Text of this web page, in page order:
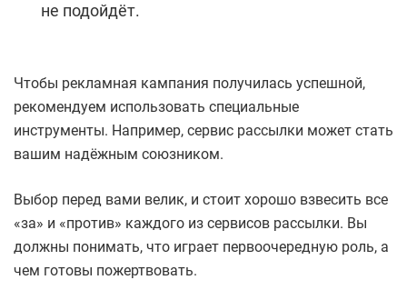
не подойдёт.
Чтобы рекламная кампания получилась успешной,
рекомендуем использовать специальные
инструменты. Например, сервис рассылки может стать
вашим надёжным союзником.
Выбор перед вами велик, и стоит хорошо взвесить все
«за» и «против» каждого из сервисов рассылки. Вы
должны понимать, что играет первоочередную роль, а
чем готовы пожертвовать.